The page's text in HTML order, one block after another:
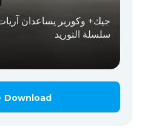
جيك+ وكوربر يساعدان
سلسلة التوريد
Download